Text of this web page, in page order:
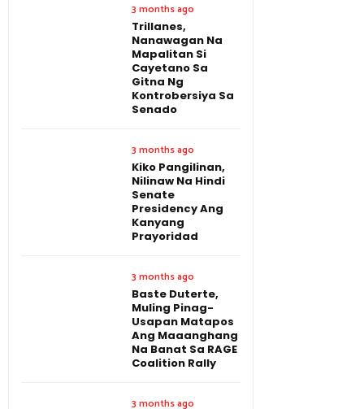
3 months ago
Trillanes,
Nanawagan Na
Mapalitan Si
Cayetano Sa
Gitna Ng
Kontrobersiya Sa
Senado
3 months ago
Kiko Pangilinan,
Nilinaw Na Hindi
Senate
Presidency Ang
Kanyang
Prayoridad
3 months ago
Baste Duterte,
Muling Pinag-
Usapan Matapos
Ang Maaanghang
Na Banat Sa RAGE
Coalition Rally
3 months ago